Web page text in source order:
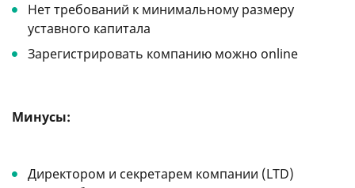
Нет требований к минимальному размеру
уставного капитала
Зарегистрировать компанию можно online
Минусы:
Директором и секретарем компании (LTD)